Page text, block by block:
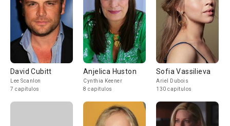
David Cubitt
Lee Scanlon
7 capítulos
Anjelica Huston
Cynthia Keener
8 capítulos
Sofia Vassilieva
Ariel Dubois
130 capítulos